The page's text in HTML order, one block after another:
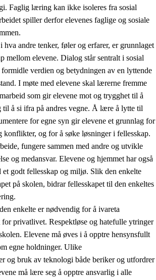
læring, utvikling og danning
og utvikling
i fagene
ferdigheter
Faglig læring kan ikke isoleres fra sosial
spiller derfor elevenes faglige og sosiale
hva andre tenker, føler og erfarer, er grunnlaget
mellom elevene. Dialog står sentralt i sosial
verdien og betydningen av en lyttende
I møte med elevene skal lærerne fremme
som gir elevene mot og trygghet til å
til å si ifra på andres vegne. Å lære å lytte til
for egne syn gir elevene et grunnlag for
konflikter, og for å søke løsninger i fellesskap.
fungere sammen med andre og utvikle
og medansvar. Elevene og hjemmet har også
et godt fellesskap og miljø. Slik den enkelte
på skolen, bidrar fellesskapet til den enkeltes
enkelte er nødvendig for å ivareta
for privatlivet. Respektløse og hatefulle ytringer
Elevene må øves i å opptre hensynsfullt
egne holdninger. Ulike
og bruk av teknologi både beriker og utfordrer
må lære seg å opptre ansvarlig i alle